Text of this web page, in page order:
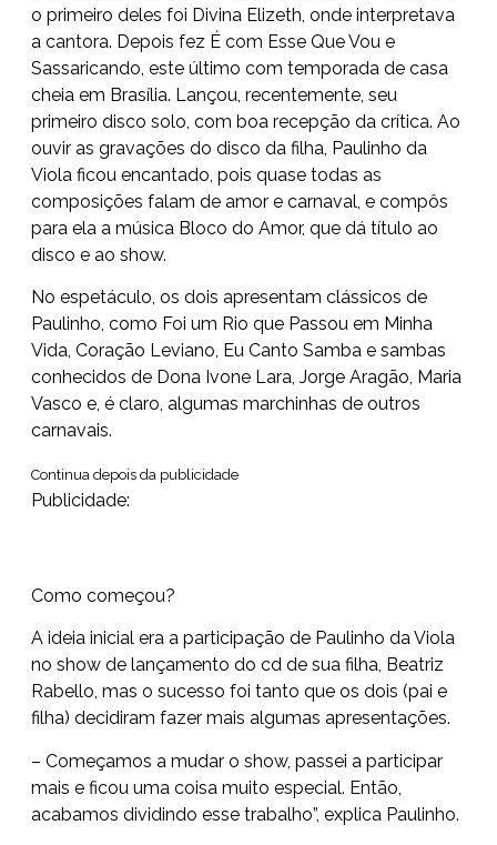
o primeiro deles foi Divina Elizeth, onde interpretava
a cantora. Depois fez É com Esse Que Vou e
Sassaricando, este último com temporada de casa
cheia em Brasília. Lançou, recentemente, seu
primeiro disco solo, com boa recepção da crítica. Ao
ouvir as gravações do disco da filha, Paulinho da
Viola ficou encantado, pois quase todas as
composições falam de amor e carnaval, e compôs
para ela a música Bloco do Amor, que dá título ao
disco e ao show.
No espetáculo, os dois apresentam clássicos de
Paulinho, como Foi um Rio que Passou em Minha
Vida, Coração Leviano, Eu Canto Samba e sambas
conhecidos de Dona Ivone Lara, Jorge Aragão, Maria
Vasco e, é claro, algumas marchinhas de outros
carnavais.
Continua depois da publicidade
Publicidade:
Como começou?
A ideia inicial era a participação de Paulinho da Viola
no show de lançamento do cd de sua filha, Beatriz
Rabello, mas o sucesso foi tanto que os dois (pai e
filha) decidiram fazer mais algumas apresentações.
– Começamos a mudar o show, passei a participar
mais e ficou uma coisa muito especial. Então,
acabamos dividindo esse trabalho”, explica Paulinho.